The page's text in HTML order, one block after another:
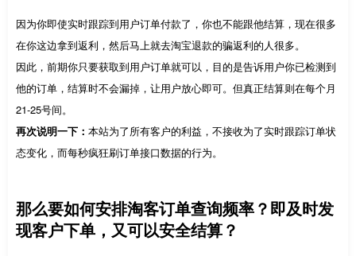
因为你即使实时跟踪到用户订单付款了，你也不能跟他结算，现在很多
在你这边拿到返利，然后马上就去淘宝退款的骗返利的人很多。
因此，前期你只要获取到用户订单就可以，目的是告诉用户你已检测到
他的订单，结算时不会漏掉，让用户放心即可。但真正结算则在每个月
21-25号间。
再次说明一下： 本站为了所有客户的利益，不接收为了实时跟踪订单状
态变化，而每秒疯狂刷订单接口数据的行为。
那么要如何安排淘客订单查询频率？即及时发
现客户下单，又可以安全结算？